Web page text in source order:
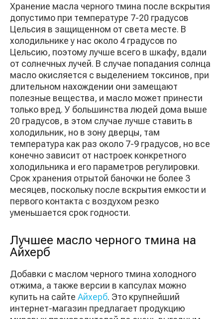
Хранение масла черного тмина после вскрытия
допустимо при температуре 7-20 градусов
Цельсия в защищенном от света месте. В
холодильнике у нас около 4 градусов по
Цельсию, поэтому лучше всего в шкафу, вдали
от солнечных лучей. В случае попадания солнца
масло окисляется с выделением токсинов, при
длительном нахождении они замещают
полезные вещества, и масло может принести
только вред. У большинства людей дома выше
20 градусов, в этом случае лучше ставить в
холодильник, но в зону дверцы, там
температура как раз около 7-9 градусов, но все
конечно зависит от настроек конкретного
холодильника и его параметров регулировки.
Срок хранения отрытой баночки не более 3
месяцев, поскольку после вскрытия емкости и
первого контакта с воздухом резко
уменьшается срок годности.
Лучшее масло черного тмина на
Айхерб
Добавки с маслом черного тмина холодного
отжима, а также версии в капсулах можно
купить на сайте Айхерб. Это крупнейший
интернет-магазин предлагает продукцию